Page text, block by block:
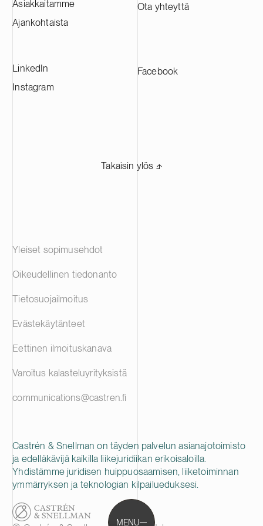
MENU
CAM-tuotantolaitoksista, ja se tulee
toimittamaan materiaaleja johtaville
Asiakkaitamme
Ajankohtaista
Ota yhteyttä
LinkedIn
Instagram
Facebook
Takaisin ylös ⬏
Castrén & Snellman on täyden palvelun asianajotoimisto
ja edelläkävijä kaikilla liikejuridiikan erikoisaloilla.
Yhdistämme juridisen huippuosaamisen, liiketoiminnan
ymmärryksen ja teknologian kilpailueduksesi.
Yleiset sopimusehdot
Oikeudellinen tiedonanto
Tietosuojailmoitus
Evästekäytänteet
Eettinen ilmoituskanava
Varoitus kalasteluyrityksistä
communications@castren.fi